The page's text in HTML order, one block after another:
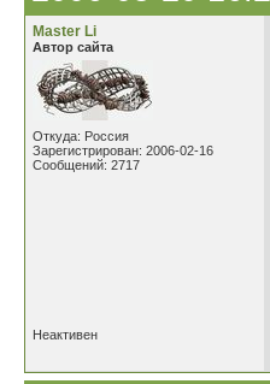
Master Li
Автор сайта
Откуда: Россия
Зарегистрирован: 2006-02-16
Сообщений: 2717
Неактивен